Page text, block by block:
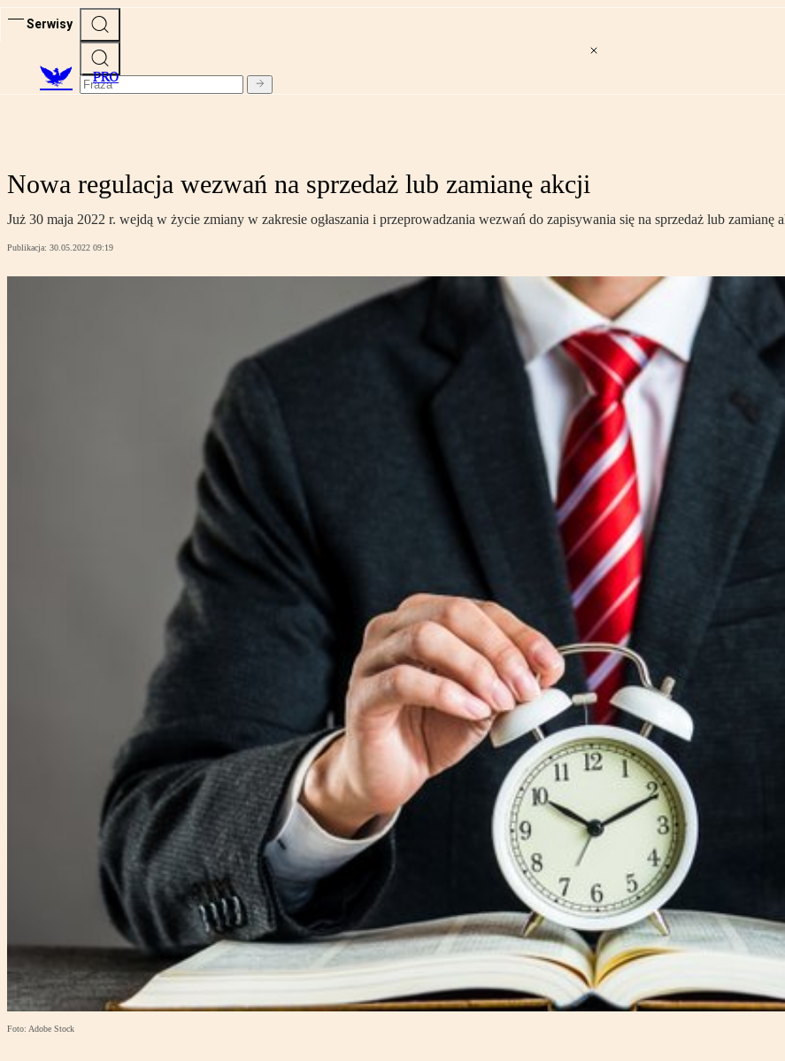
Serwisy
PRO
Nowa regulacja wezwań na sprzedaż lub zamianę akcji
Już 30 maja 2022 r. wejdą w życie zmiany w zakresie ogłaszania i przeprowadzania wezwań do zapisywania się na sprzedaż lub
Publikacja: 30.05.2022 09:19
Foto: Adobe Stock